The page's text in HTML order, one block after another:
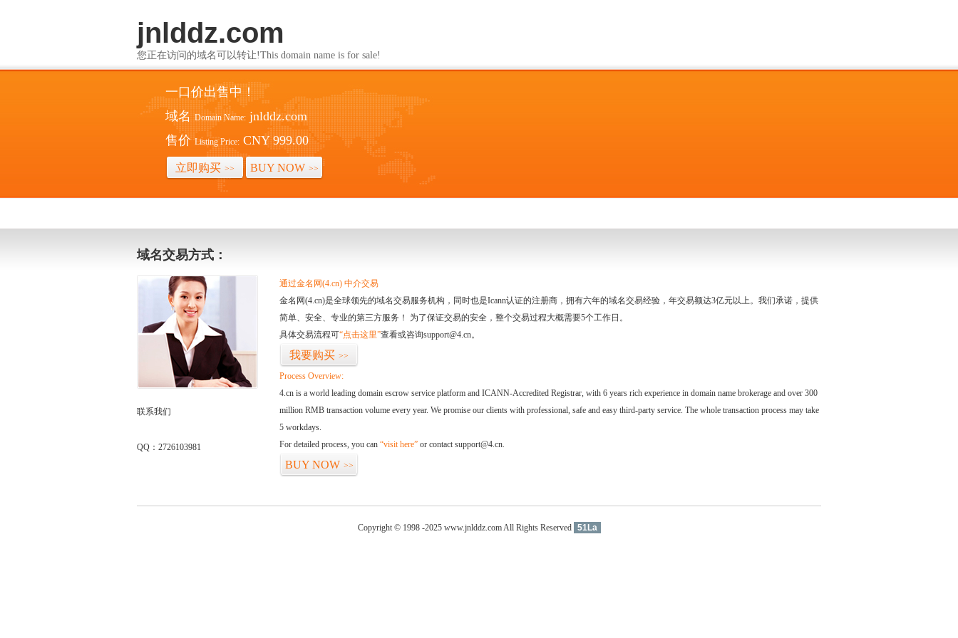
jnlddz.com
您正在访问的域名可以转让!This domain name is for sale!
一口价出售中！
域名 Domain Name: jnlddz.com
售价 Listing Price: CNY 999.00
立即购买 >> BUY NOW >>
域名交易方式：
联系我们
QQ：2726103981
通过金名网(4.cn) 中介交易
金名网(4.cn)是全球领先的域名交易服务机构，同时也是Icann认证的注册商，拥有六年的域名交易经验，年交易额达3亿元以上。我们承诺，提供
简单、安全、专业的第三方服务！ 为了保证交易的安全，整个交易过程大概需要5个工作日。
具体交易流程可“点击这里”查看或咨询support@4.cn。
我要购买 >>
Process Overview:
4.cn is a world leading domain escrow service platform and ICANN-Accredited Registrar, with 6 years rich experience in domain name brokerage and over 300
million RMB transaction volume every year. We promise our clients with professional, safe and easy third-party service. The whole transaction process may take
5 workdays.
For detailed process, you can “visit here” or contact support@4.cn.
BUY NOW >>
Copyright © 1998 -2025 www.jnlddz.com All Rights Reserved 51La